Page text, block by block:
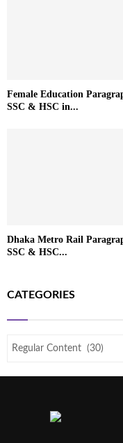
Female Education
SSC & HSC in...
Dhaka Metro Rail
SSC & HSC...
CATEGORIES